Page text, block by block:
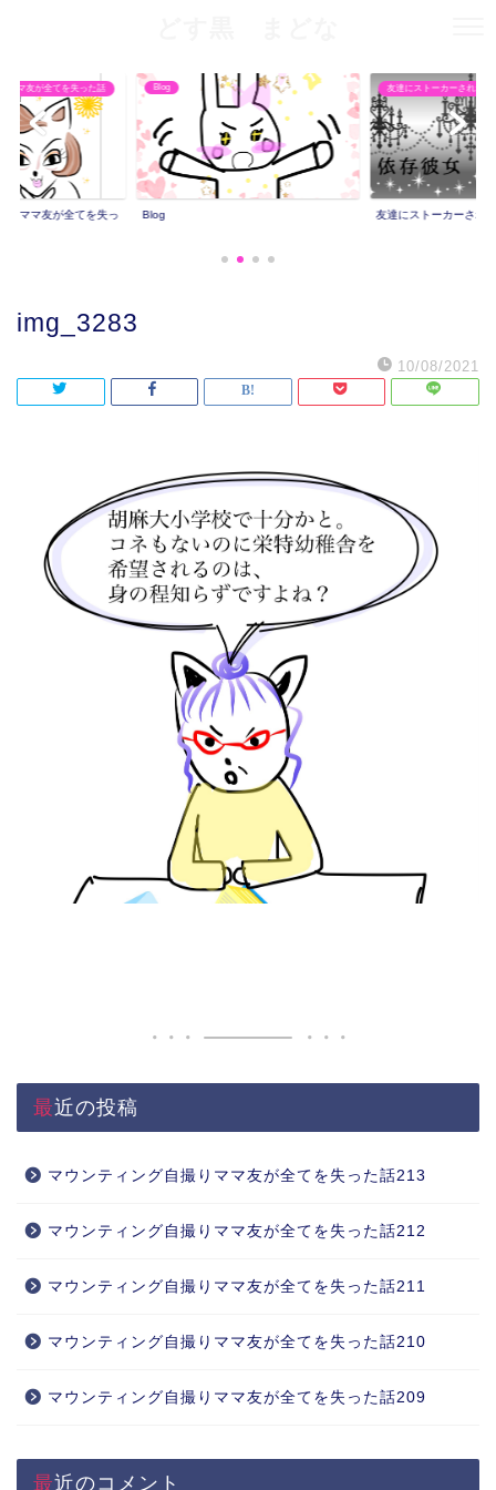
ママ友が全てを失った話
りママ友が全てを失っ
Blog
Blog
友達にストーカーされた話
友達にストーカーされ
img_3283
10/08/2021
最近の投稿
マウンティング自撮りママ友が全てを失った話213
マウンティング自撮りママ友が全てを失った話212
マウンティング自撮りママ友が全てを失った話211
マウンティング自撮りママ友が全てを失った話210
マウンティング自撮りママ友が全てを失った話209
最近のコメント